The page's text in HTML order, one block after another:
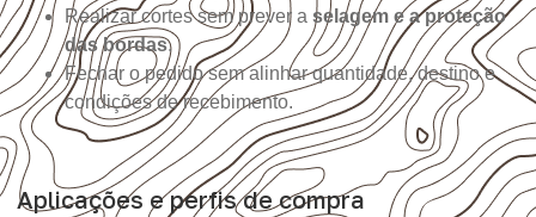
Realizar cortes sem prever a selagem e a proteção
das bordas.
Fechar o pedido sem alinhar quantidade, destino e
condições de recebimento.
Aplicações e perfis de compra